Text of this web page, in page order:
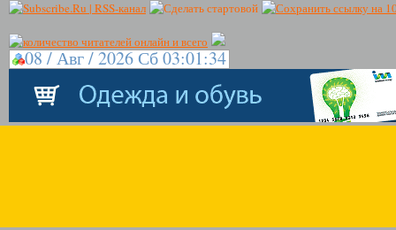
08 / Авг / 2026 Сб 03:01:34